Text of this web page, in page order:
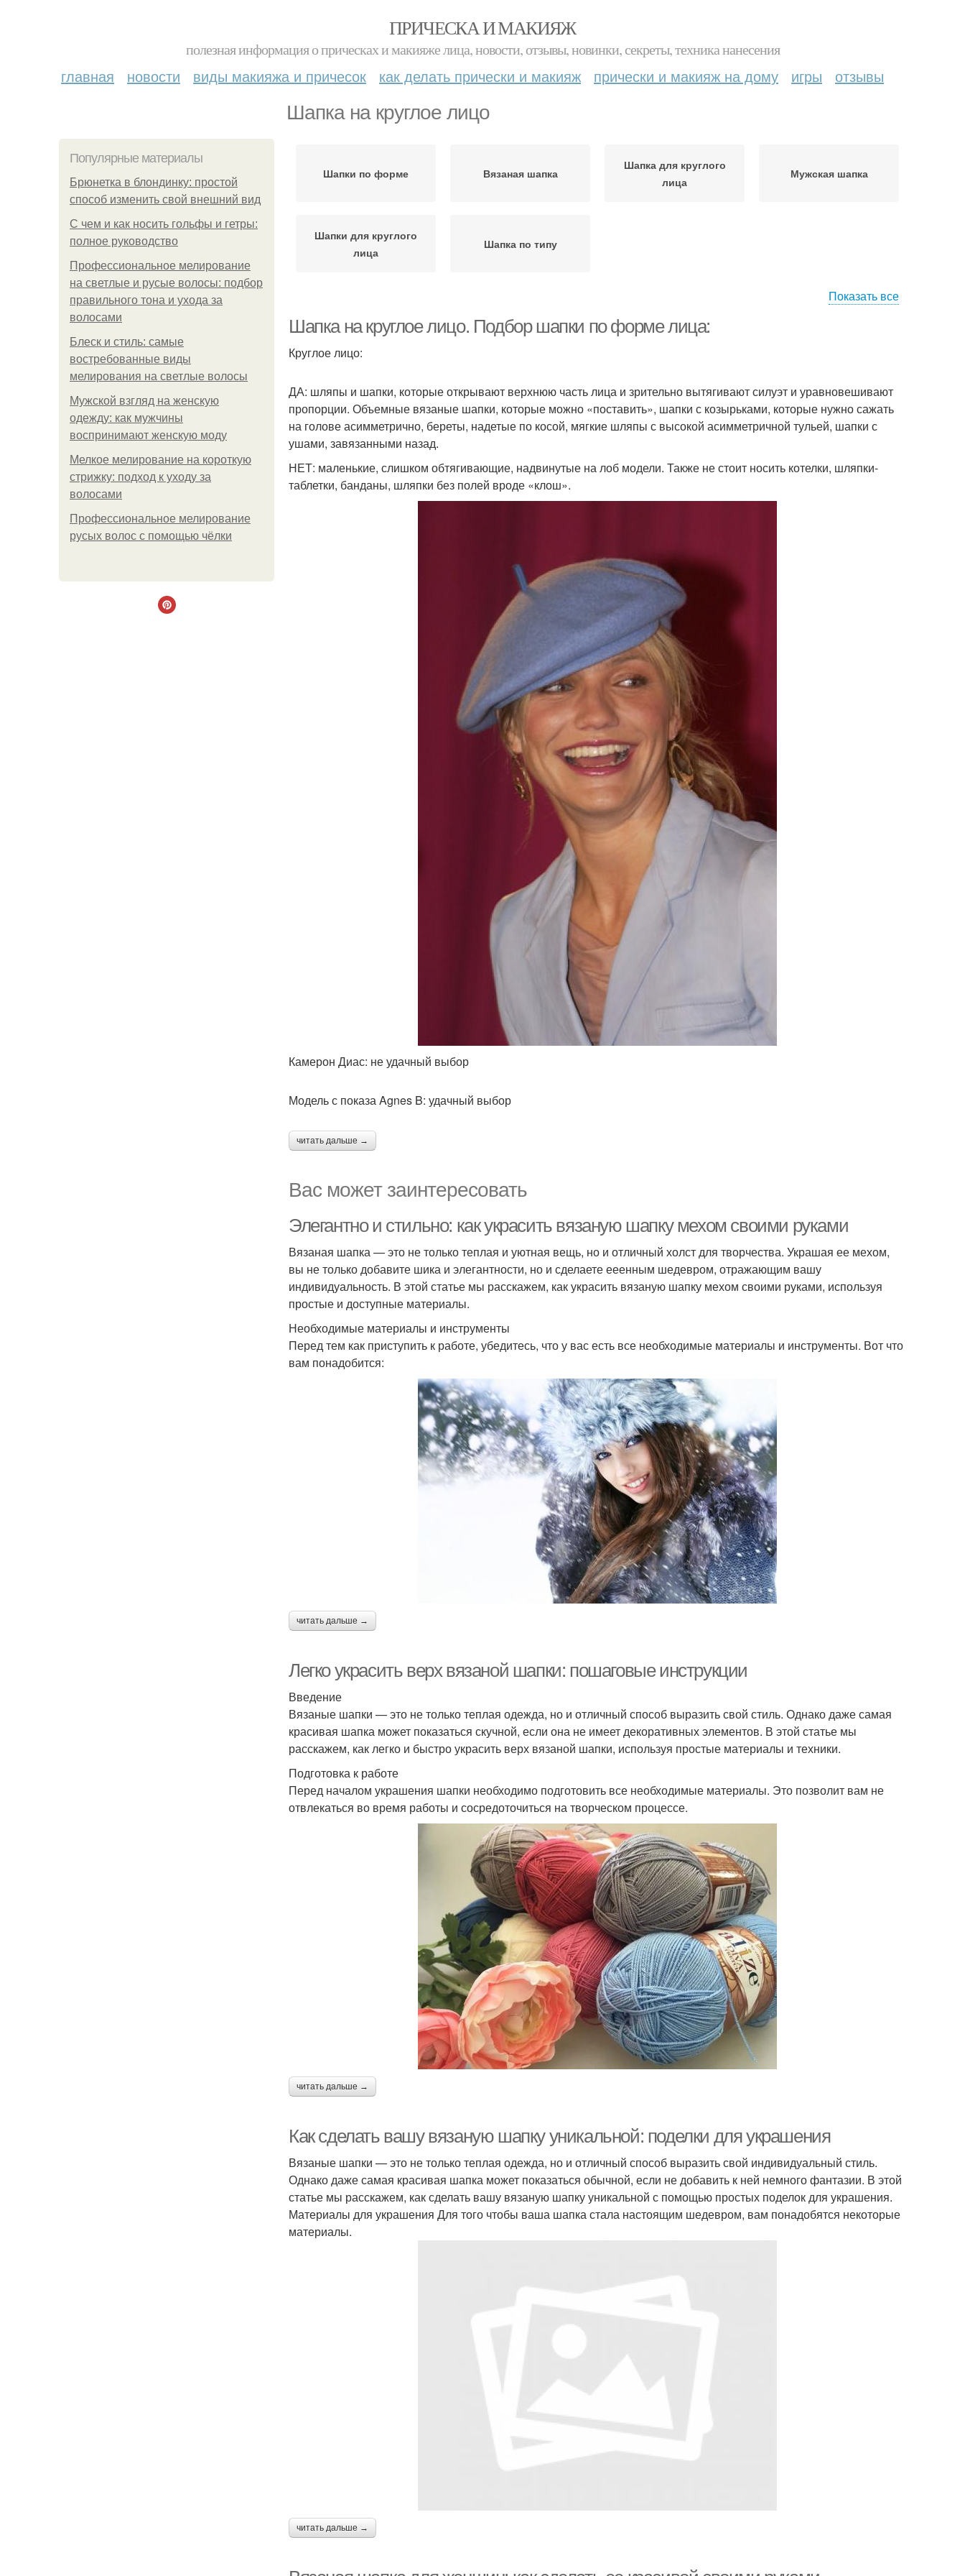
ПРИЧЕСКА И МАКИЯЖ
полезная информация о прическах и макияже лица, новости, отзывы, новинки, секреты, техника нанесения
главная новости виды макияжа и причесок как делать прически и макияж прически и макияж на дому игры отзывы
Шапка на круглое лицо
Популярные материалы
Брюнетка в блондинку: простой
способ изменить свой внешний вид
С чем и как носить гольфы и гетры:
полное руководство
Профессиональное мелирование
на светлые и русые волосы: подбор
правильного тона и ухода за
волосами
Блеск и стиль: самые
востребованные виды
мелирования на светлые волосы
Мужской взгляд на женскую
одежду: как мужчины
воспринимают женскую моду
Мелкое мелирование на короткую
стрижку: подход к уходу за
волосами
Профессиональное мелирование
русых волос с помощью чёлки
Шапки по форме Вязаная шапка
Шапка для круглого
лица
Мужская шапка
Шапки для круглого
лица
Шапка по типу
Показать все
Шапка на круглое лицо. Подбор шапки по форме лица:
Круглое лицо:
ДА: шляпы и шапки, которые открывают верхнюю часть лица и зрительно вытягивают силуэт и уравновешивают
пропорции. Объемные вязаные шапки, которые можно «поставить», шапки с козырьками, которые нужно сажать
на голове асимметрично, береты, надетые по косой, мягкие шляпы с высокой асимметричной тульей, шапки с
ушами, завязанными назад.
НЕТ: маленькие, слишком обтягивающие, надвинутые на лоб модели. Также не стоит носить котелки, шляпки-
таблетки, банданы, шляпки без полей вроде «клош».
Камерон Диас: не удачный выбор
Модель с показа Agnes B: удачный выбор
читать дальше →
Вас может заинтересовать
Элегантно и стильно: как украсить вязаную шапку мехом своими руками
Вязаная шапка — это не только теплая и уютная вещь, но и отличный холст для творчества. Украшая ее мехом,
вы не только добавите шика и элегантности, но и сделаете ееенным шедевром, отражающим вашу
индивидуальность. В этой статье мы расскажем, как украсить вязаную шапку мехом своими руками, используя
простые и доступные материалы.
Необходимые материалы и инструменты
Перед тем как приступить к работе, убедитесь, что у вас есть все необходимые материалы и инструменты. Вот что
вам понадобится:
читать дальше →
Легко украсить верх вязаной шапки: пошаговые инструкции
Введение
Вязаные шапки — это не только теплая одежда, но и отличный способ выразить свой стиль. Однако даже самая
красивая шапка может показаться скучной, если она не имеет декоративных элементов. В этой статье мы
расскажем, как легко и быстро украсить верх вязаной шапки, используя простые материалы и техники.
Подготовка к работе
Перед началом украшения шапки необходимо подготовить все необходимые материалы. Это позволит вам не
отвлекаться во время работы и сосредоточиться на творческом процессе.
читать дальше →
Как сделать вашу вязаную шапку уникальной: поделки для украшения
Вязаные шапки — это не только теплая одежда, но и отличный способ выразить свой индивидуальный стиль.
Однако даже самая красивая шапка может показаться обычной, если не добавить к ней немного фантазии. В этой
статье мы расскажем, как сделать вашу вязаную шапку уникальной с помощью простых поделок для украшения.
Материалы для украшения Для того чтобы ваша шапка стала настоящим шедевром, вам понадобятся некоторые
материалы.
читать дальше →